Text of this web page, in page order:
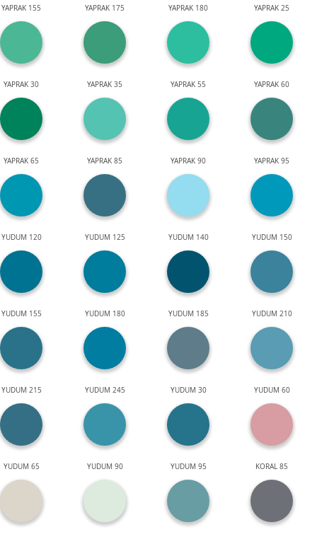
YAPRAK 155 YAPRAK 175 YAPRAK 180 YAPRAK 25
YAPRAK 30 YAPRAK 35 YAPRAK 55 YAPRAK 60
YAPRAK 65 YAPRAK 85 YAPRAK 90 YAPRAK 95
YUDUM 120 YUDUM 125 YUDUM 140 YUDUM 150
YUDUM 155 YUDUM 180 YUDUM 185 YUDUM 210
YUDUM 215 YUDUM 245 YUDUM 30 YUDUM 60
YUDUM 65 YUDUM 90 YUDUM 95 KORAL 85